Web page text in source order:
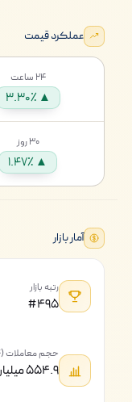
عملکرد قیمت
۲۴ ساعت
▲ ۳.۳۰٪
۳۰ روز
▲ ۱.۴۷٪
آمار بازار
رتبه بازار
#۴۹۵
حجم معاملات (۲۴س)